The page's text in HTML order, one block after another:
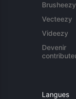
Brusheezy
Vecteezy
Videezy
Devenir
Langues